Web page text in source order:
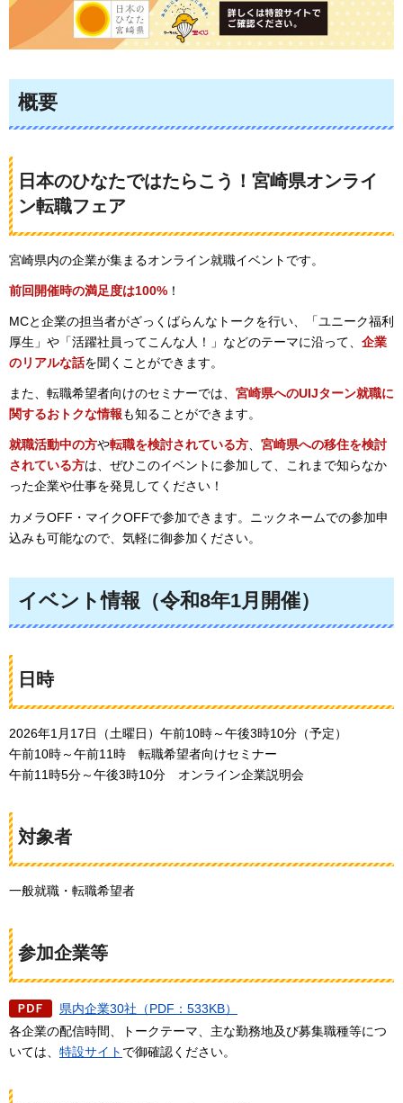
概要
日本のひなたではたらこう！宮崎県オンライ
ン転職フェア
宮崎県内の企業が集まるオンライン就職イベントです。
前回開催時の満足度は100% ！
MCと企業の担当者がざっくばらんなトークを行い、「ユニーク福利
厚生」や「活躍社員ってこんな人！」などのテーマに沿って、 企業
のリアルな話を聞くことができます。
また、転職希望者向けのセミナーでは、 宮崎県へのUIJターン就職に
関するおトクな情報も知ることができます。
就職活動中の方や転職を検討されている方、 宮崎県への移住を検討
されている方は、ぜひこのイベントに参加して、これまで知らなか
った企業や仕事を発見してください！
カメラOFF・マイクOFFで参加できます。ニックネームでの参加申
込みも可能なので、気軽に御参加ください。
イベント情報（令和8年1月開催）
日時
2026年1月17日（土曜日）午前10時～午後3時10分（予定）
午前10時～午前11時
転職希望者向けセミナー
午前11時5分～午後3時10分
オンライン企業説明会
対象者
一般就職・転職希望者
参加企業等
県内企業30社（PDF：533KB）
各企業の配信時間、トークテーマ、主な勤務地及び募集職種等につ
いては、 特設サイト で御確認ください。